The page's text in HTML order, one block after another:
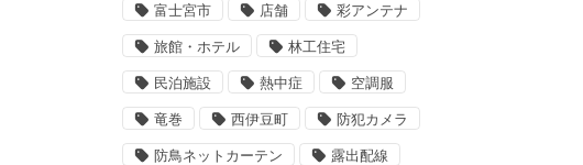
富士宮市 店舗 彩アンテナ
旅館・ホテル 林工住宅
民泊施設 熱中症 空調服
竜巻 西伊豆町 防犯カメラ
防鳥ネットカーテン 露出配線